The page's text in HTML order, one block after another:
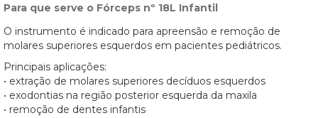
Para que serve o Fórceps nº 18L Infantil
O instrumento é indicado para apreensão e remoção de
molares superiores esquerdos em pacientes pediátricos.
Principais aplicações:
• extração de molares superiores decíduos esquerdos
• exodontias na região posterior esquerda da maxila
• remoção de dentes infantis